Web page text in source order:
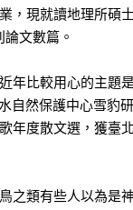
，現就讀地理所碩
文數篇。
年比較用心的主題
自然保護中心雪豹
年度散文選，獲臺
之類有些人以為是